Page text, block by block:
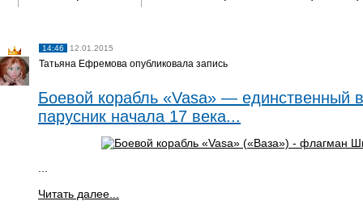
14:46 12.01.2015
Татьяна Ефремова опубликовала запись
Боевой корабль «Vasa» — единственный
парусник начала 17 века...
Читать далее...